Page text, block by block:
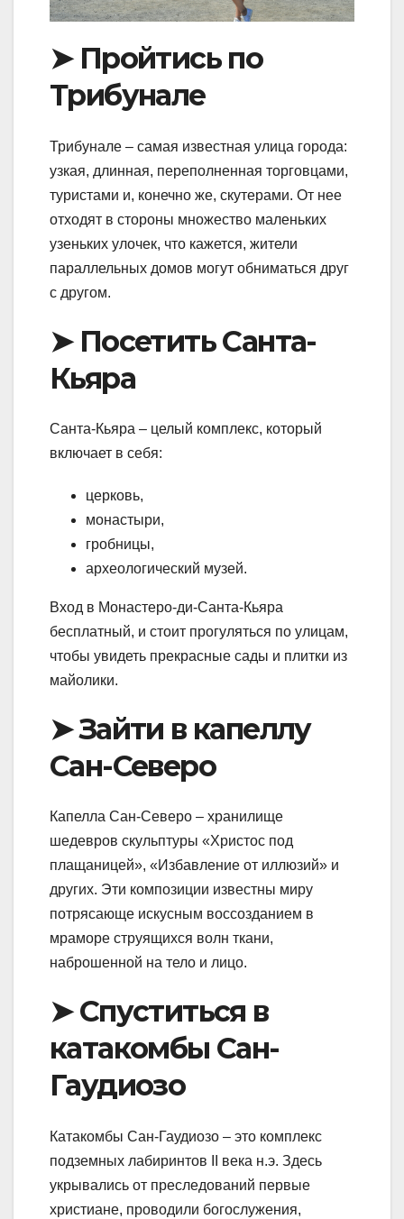
➤ Пройтись по
Трибунале
Трибунале – самая известная улица города:
узкая, длинная, переполненная торговцами,
туристами и, конечно же, скутерами. От нее
отходят в стороны множество маленьких
узеньких улочек, что кажется, жители
параллельных домов могут обниматься друг
с другом.
➤ Посетить Санта-
Кьяра
Санта-Кьяра – целый комплекс, который
включает в себя:
церковь,
монастыри,
гробницы,
археологический музей.
Вход в Монастеро-ди-Санта-Кьяра
бесплатный, и стоит прогуляться по улицам,
чтобы увидеть прекрасные сады и плитки из
майолики.
➤ Зайти в капеллу
Сан-Северо
Капелла Сан-Северо – хранилище
шедевров скульптуры «Христос под
плащаницей», «Избавление от иллюзий» и
других. Эти композиции известны миру
потрясающе искусным воссозданием в
мраморе струящихся волн ткани,
наброшенной на тело и лицо.
➤ Спуститься в
катакомбы Сан-
Гаудиозо
Катакомбы Сан-Гаудиозо – это комплекс
подземных лабиринтов II века н.э. Здесь
укрывались от преследований первые
христиане, проводили богослужения,